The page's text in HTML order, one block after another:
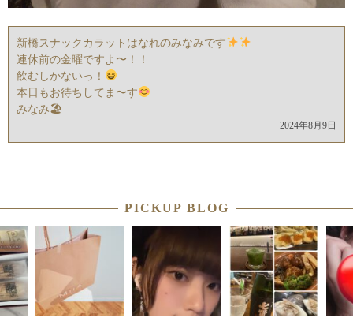
新橋スナックカラットはなれのみなみです
連休前の金曜ですよ〜！！
飲むしかないっ！
本日もお待ちしてま〜す
みなみ🏖
2024年8月9日
PICKUP BLOG